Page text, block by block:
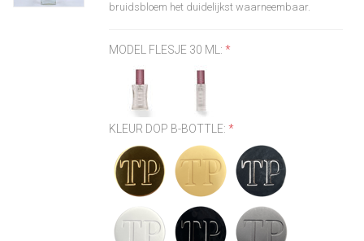
bruidsbloem het duidelijkst waarneembaar.
MODEL FLESJE 30 ML:*
KLEUR DOP B-BOTTLE:*